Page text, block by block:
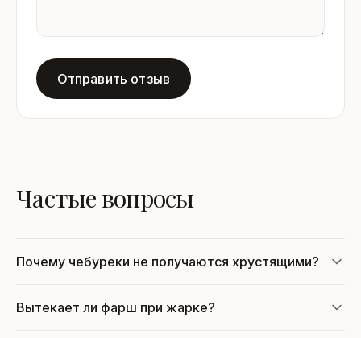
Отправить отзыв
Частые вопросы
Почему чебуреки не получаются хрустящими?
Вытекает ли фарш при жарке?